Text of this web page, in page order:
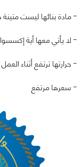
- مادة بنائها ليست متينة
- لا يأتي معها أية
- حرارتها ترتفع أثناء العمل
- سعرها مرتفع